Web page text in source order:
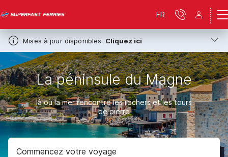
Mises à jour disponibles. Cliquez ici
FR
La péninsule du Magne
là où la mer rencontre les rochers et les tours
de pierre
Commencez votre voyage